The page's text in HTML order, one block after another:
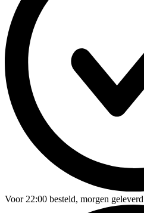
Voor22:00 besteld, morgen geleverd